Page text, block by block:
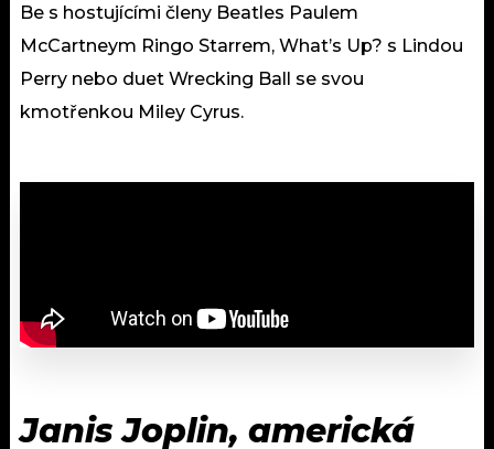
Be s hostujícími členy Beatles Paulem
McCartneym Ringo Starrem, What’s Up? s Lindou
Perry nebo duet Wrecking Ball se svou
kmotřenkou Miley Cyrus.
Janis Joplin, americká